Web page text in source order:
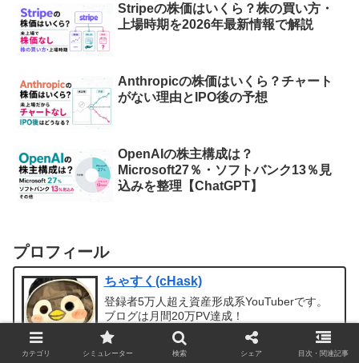
Stripeの株価はいくら？株の買い方・
上場時期を2026年最新情報で解説
Anthropicの株価はいくら？チャート
がない理由とIPO後の予想
OpenAIの株主構成は？
Microsoft27％・ソフトバンク13％見
込みを整理【ChatGPT】
プロフィール
ちゃすく(cHask)
登録者5万人超え資産形成系YouTuberです。
ブログは月間20万PV達成！
noteでは入金力を簡単に上げるための副業
YouTubeについて書いてます。
お仕事依頼は こちら
カテゴリ シミュレーター 検索 シェア 目次・関連記事